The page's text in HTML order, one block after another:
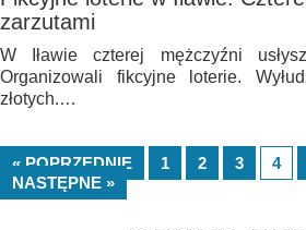
zarzutami
W Iławie czterej mężczyźni
Organizowali fikcyjne loterie.
złotych.…
« POPRZEDNIE 1 2 3 4
NASTĘPNE »